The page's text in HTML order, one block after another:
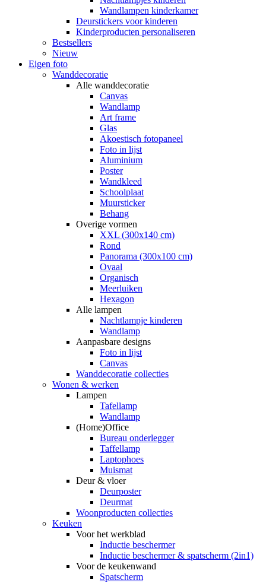
Wandlampen kinderkamer
Deurstickers voor kinderen
Kinderproducten personaliseren
Bestsellers
Nieuw
Eigen foto
Wanddecoratie
Alle wanddecoratie
Canvas
Wandlamp
Art frame
Glas
Akoestisch fotopaneel
Foto in lijst
Aluminium
Poster
Wandkleed
Schoolplaat
Muursticker
Behang
Overige vormen
XXL (300x140 cm)
Rond
Panorama (300x100 cm)
Ovaal
Organisch
Meerluiken
Hexagon
Alle lampen
Nachtlampje kinderen
Wandlamp
Aanpasbare designs
Foto in lijst
Canvas
Wanddecoratie collecties
Wonen & werken
Lampen
Tafellamp
Wandlamp
(Home)Office
Bureau onderlegger
Taffellamp
Laptophoes
Muismat
Deur & vloer
Deurposter
Deurmat
Woonproducten collecties
Keuken
Voor het werkblad
Inductie beschermer
Inductie beschermer & spatscherm (2in1)
Voor de keukenwand
Spatscherm